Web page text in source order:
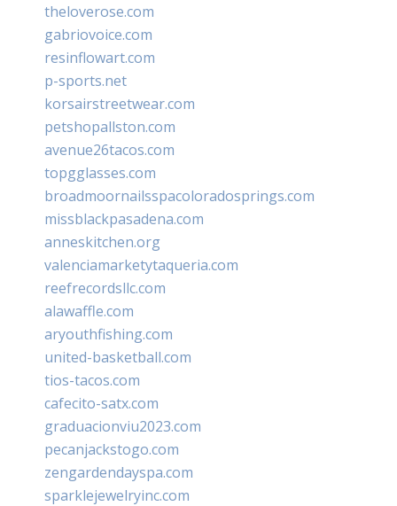
theloverose.com
gabriovoice.com
resinflowart.com
p-sports.net
korsairstreetwear.com
petshopallston.com
avenue26tacos.com
topgglasses.com
broadmoornailsspacoloradosprings.com
missblackpasadena.com
anneskitchen.org
valenciamarketytaqueria.com
reefrecordsllc.com
alawaffle.com
aryouthfishing.com
united-basketball.com
tios-tacos.com
cafecito-satx.com
graduacionviu2023.com
pecanjackstogo.com
zengardendayspa.com
sparklejewelryinc.com